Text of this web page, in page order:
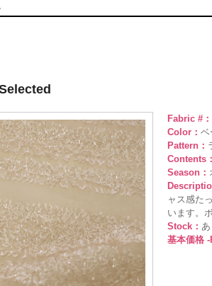
Fabric #：
Color： ベ
Pattern：
Contents：
Season：
ャス感た
います。
Stock： あ
基本価格 -